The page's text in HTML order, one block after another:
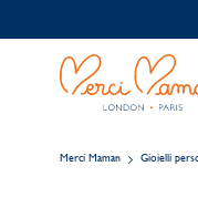
Merci Maman Gioielli